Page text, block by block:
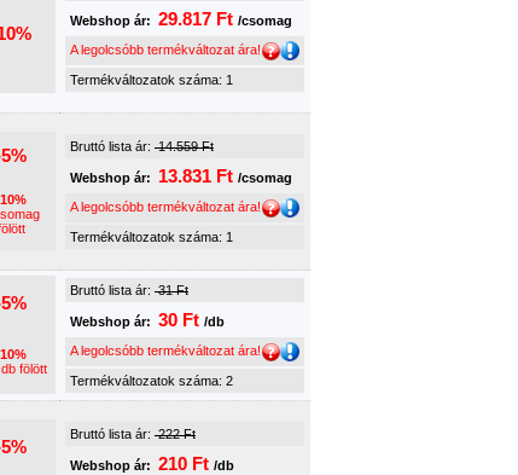
Webshop ár: 29.817 Ft /csomag
A legolcsóbb termékváltozat ára!
Termékváltozatok száma: 1
Bruttó lista ár: 14.559 Ft
Webshop ár: 13.831 Ft /csomag
A legolcsóbb termékváltozat ára!
Termékváltozatok száma: 1
fölött
Bruttó lista ár: 31 Ft
Webshop ár: 30 Ft /db
A legolcsóbb termékváltozat ára!
Termékváltozatok száma: 2
Bruttó lista ár: 222 Ft
Webshop ár: 210 Ft /db